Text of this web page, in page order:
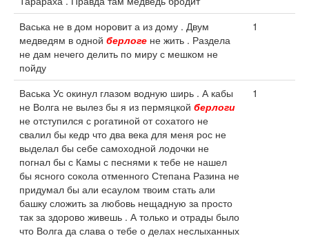
Васька не в дом норовит а из дому . Двум
медведям в одной берлоге не жить . Раздела
не дам нечего делить по миру с мешком не
пойду
1
Васька Ус окинул глазом водную ширь . А кабы
не Волга не вылез бы я из пермяцкой берлоги
не отступился с рогатиной от сохатого не
свалил бы кедр что два века для меня рос не
выделал бы себе самоходной лодочки не
погнал бы с Камы с песнями к тебе не нашел
бы ясного сокола отменного Степана Разина не
придумал бы али есаулом твоим стать али
башку сложить за любовь нещадную за просто
так за здорово живешь . А только и отрады было
что Волга да слава о тебе о делах неслыханных
1